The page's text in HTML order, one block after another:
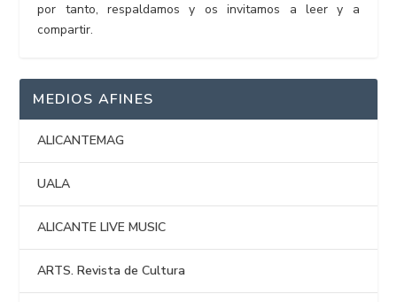
por tanto, respaldamos y os invitamos a leer y a
compartir.
MEDIOS AFINES
ALICANTEMAG
UALA
ALICANTE LIVE MUSIC
ARTS. Revista de Cultura